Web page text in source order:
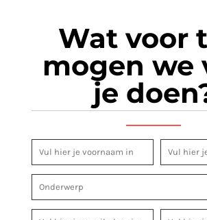
Wat voor
mogen we
je